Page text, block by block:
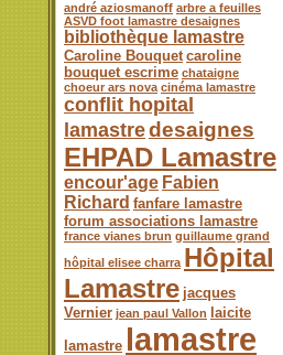
andré aziosmanoff arbre a feuilles
ASVD foot lamastre desaignes
bibliothèque lamastre
Caroline Bouquet caroline
bouquet escrime chataigne
choeur ars nova cinéma lamastre
conflit hopital
lamastredesaignes
EHPAD Lamastre
encour'age Fabien
Richard fanfare lamastre
forum associations lamastre
france vianes brun guillaume grand
hôpital elisee charra Hôpital
Lamastre jacques
Vernier jean paul Vallon
laicite
lamastre lamastre